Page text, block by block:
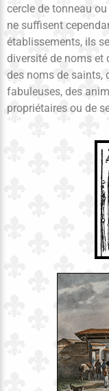
cercle de tonneau
ne suffisent
établissements, ils
diversité de noms et
des noms de saints,
fabuleuses, des
propriétaires ou de